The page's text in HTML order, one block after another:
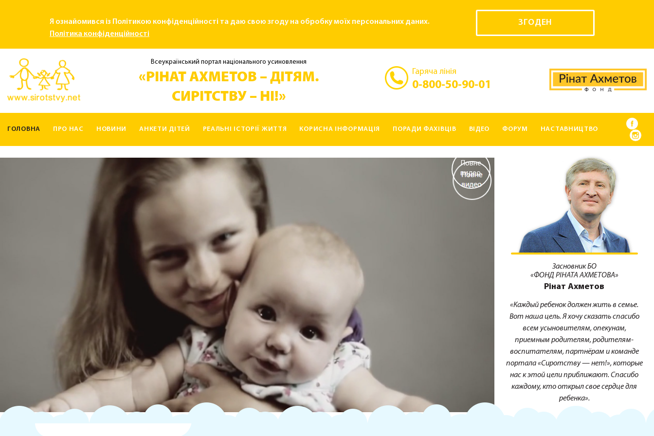
Я ознайомився із Політикою конфіденційності та даю свою згоду на обробку моїх персональних даних.
Політика конфіденційності
ЗГОДЕН
Всеукраїнський портал національного усиновлення
«РІНАТ АХМЕТОВ – ДІТЯМ.
СИРІТСТВУ – НІ!»
Гаряча лінія
0-800-50-90-01
ГОЛОВНА ПРО НАС НОВИНИ АНКЕТИ ДІТЕЙ РЕАЛЬНІ ІСТОРІЇ ЖИТТЯ КОРИСНА ІНФОРМАЦІЯ ПОРАДИ ФАХІВЦІВ ВІДЕО ФОРУМ
НАСТАВНИЦТВО
Повне
видео
Засновник БО
«ФОНД РІНАТА АХМЕТОВА»
Рінат Ахметов
«Каждый ребенок должен жить в семье.
Вот наша цель. Я хочу сказать спасибо
всем усыновителям, опекунам,
приемным родителям, родителям-
воспитателям, партнёрам и команде
портала «Сиротству — нет!», которые
нас к этой цели приближают. Спасибо
каждому, кто открыл свое сердце для
ребенка».